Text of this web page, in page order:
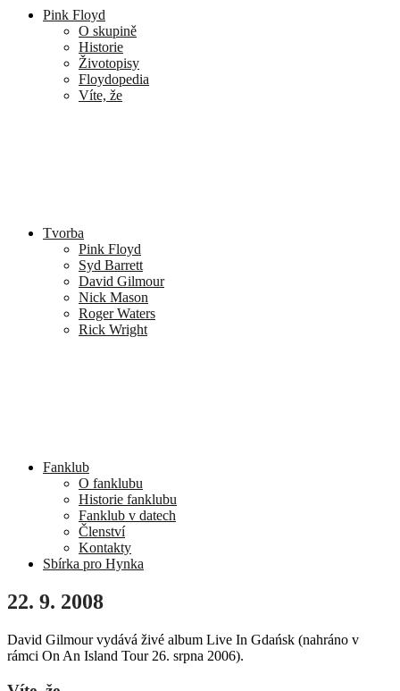
Pink Floyd
O skupině
Historie
Životopisy
Floydopedia
Víte, že
Tvorba
Pink Floyd
Syd Barrett
David Gilmour
Nick Mason
Roger Waters
Rick Wright
Fanklub
O fanklubu
Historie fanklubu
Fanklub v datech
Členství
Kontakty
Sbírka pro Hynka
22. 9. 2008
David Gilmour vydává živé album Live In Gdańsk (nahráno v
rámci On An Island Tour 26. srpna 2006).